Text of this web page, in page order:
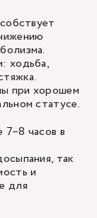
ходьба,
при хорошем
статусе.
часов в
так
и
для